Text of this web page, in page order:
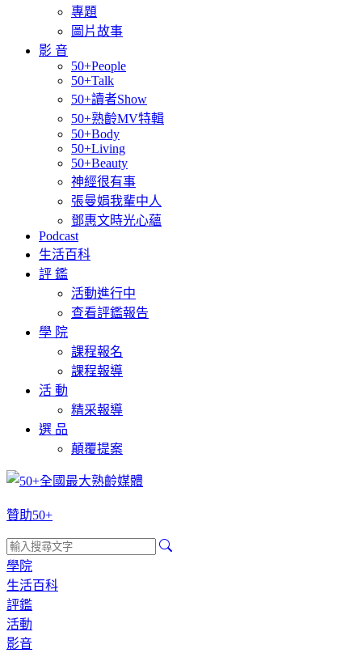
專題
圖片故事
影 音
50+People
50+Talk
50+讀者Show
50+熟齡MV特輯
50+Body
50+Living
50+Beauty
神經很有事
張曼娟我輩中人
鄧惠文時光心蘊
Podcast
生活百科
評 鑑
活動進行中
查看評鑑報告
學 院
課程報名
課程報導
活 動
精采報導
選 品
顛覆提案
贊助50+
學院
生活百科
評鑑
活動
影音